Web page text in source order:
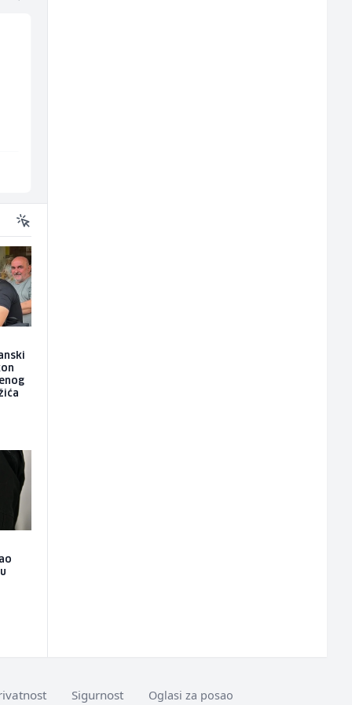
Sigurnost Oglasi za posao